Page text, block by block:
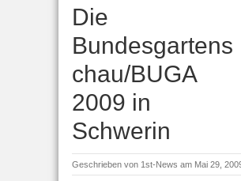
Die
Bundesgartens
chau/BUGA
2009 in
Schwerin
Geschrieben von 1st-News am Mai 29,